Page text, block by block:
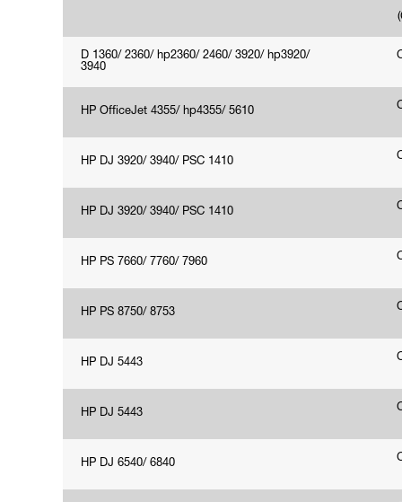
D 1360/ 2360/ hp2360/ 2460/ 3920/ hp3920/
3940
НР OfficeJet 4355/ hp4355/ 5610
HP DJ 3920/ 3940/ PSC 1410
HP DJ 3920/ 3940/ PSC 1410
HP PS 7660/ 7760/ 7960
HP PS 8750/ 8753
HP DJ 5443
HP DJ 5443
HP DJ 6540/ 6840